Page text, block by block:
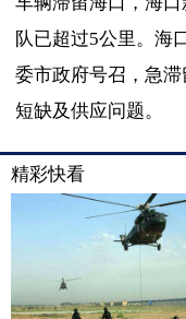
队已超过5公里。海
委市政府号召，急
短缺及供应问题。
精彩快看